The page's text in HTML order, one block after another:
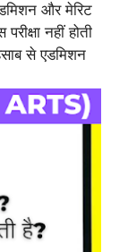
और मेरिट
नहीं होती
से एडमिशन